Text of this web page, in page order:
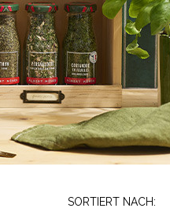
SORTIERT NACH: